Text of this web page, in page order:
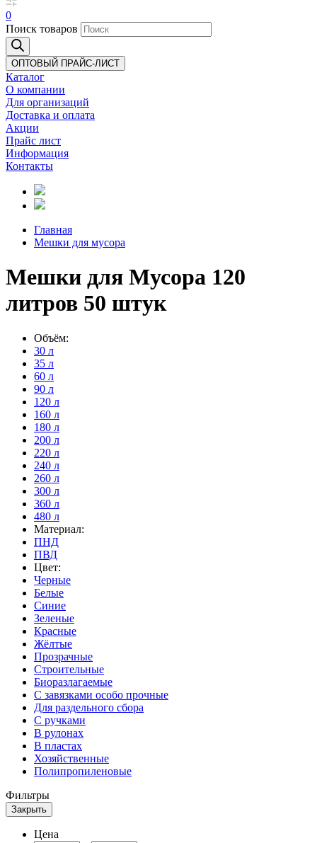
0
Поиск товаров
ОПТОВЫЙ ПРАЙС-ЛИСТ
Каталог
О компании
Для организаций
Доставка и оплата
Акции
Прайс лист
Информация
Контакты
Главная
Мешки для мусора
Мешки для Мусора 120
литров 50 штук
Объём:
30 л
35 л
60 л
90 л
120 л
160 л
180 л
200 л
220 л
240 л
260 л
300 л
360 л
480 л
Материал:
ПНД
ПВД
Цвет:
Черные
Белые
Синие
Зеленые
Красные
Жёлтые
Прозрачные
Строительные
Биоразлагаемые
С завязками особо прочные
Для раздельного сбора
С ручками
В рулонах
В пластах
Хозяйственные
Полипропиленовые
Фильтры
Закрыть
Цена